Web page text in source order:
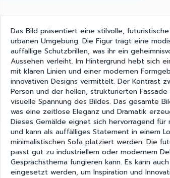
Das Bild präsentiert eine stilvolle,
urbanen Umgebung. Die Figur trägt eine
auffällige Schutzbrillen, was ihr ein
Aussehen verleiht. Im Hintergrund hebt sich
mit klaren Linien und einer modernen
innovativen Designs vermittelt. Der Kontrast
Person und der hellen, strukturierten
visuelle Spannung des Bildes. Das gesamte
was eine zeitlose Eleganz und Dramatik
Dieses Gemälde eignet sich hervorragend
und kann als auffälliges Statement in einem
minimalistischen Sofa platziert werden. Die
passt gut zu industriellem oder modernem
Gesprächsthema fungieren kann. Es kann
eingesetzt werden, um Inspiration und